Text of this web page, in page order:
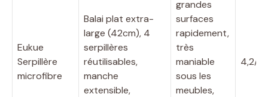
Eukue
Serpillère
microfibre
Balai plat extra-
large (42cm), 4
serpillères
réutilisables,
manche
extensible,
grandes
surfaces
rapidement,
très
maniable
sous les
meubles,
4,2/5